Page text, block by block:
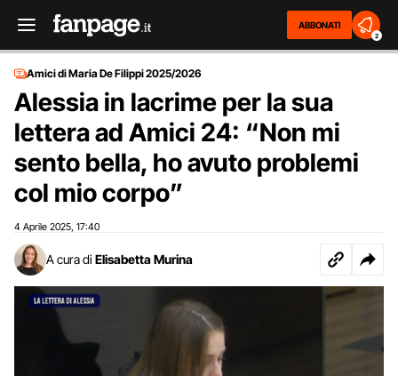
ABBONATI
2
Amici di Maria De Filippi 2025/2026
Alessia in lacrime per la sua
lettera ad Amici 24: “Non mi
sento bella, ho avuto problemi
col mio corpo”
4 Aprile 2025 17:40
A cura di Elisabetta Murina